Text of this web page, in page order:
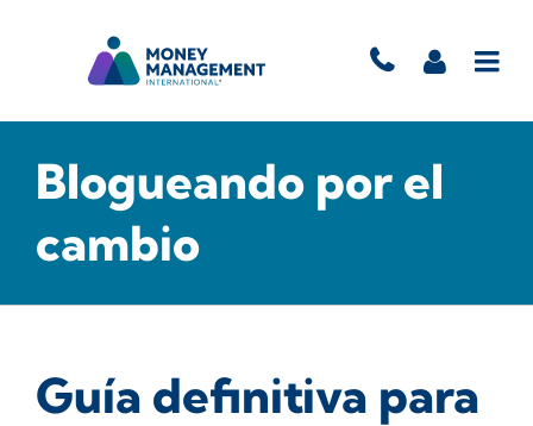
Blogueando por el
cambio
Guía definitiva para